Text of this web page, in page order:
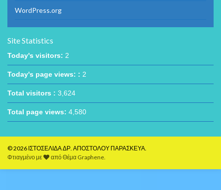
WordPress.org
Site Statistics
Today's visitors: 2
Today's page views: : 2
Total visitors : 3,624
Total page views: 4,580
© 2026 ΙΣΤΟΣΕΛΙΔΑ ΔΡ. ΑΠΟΣΤΟΛΟΥ ΠΑΡΑΣΚΕΥΑ.
Φτιαγμένο με
απόΘέμα Graphene.